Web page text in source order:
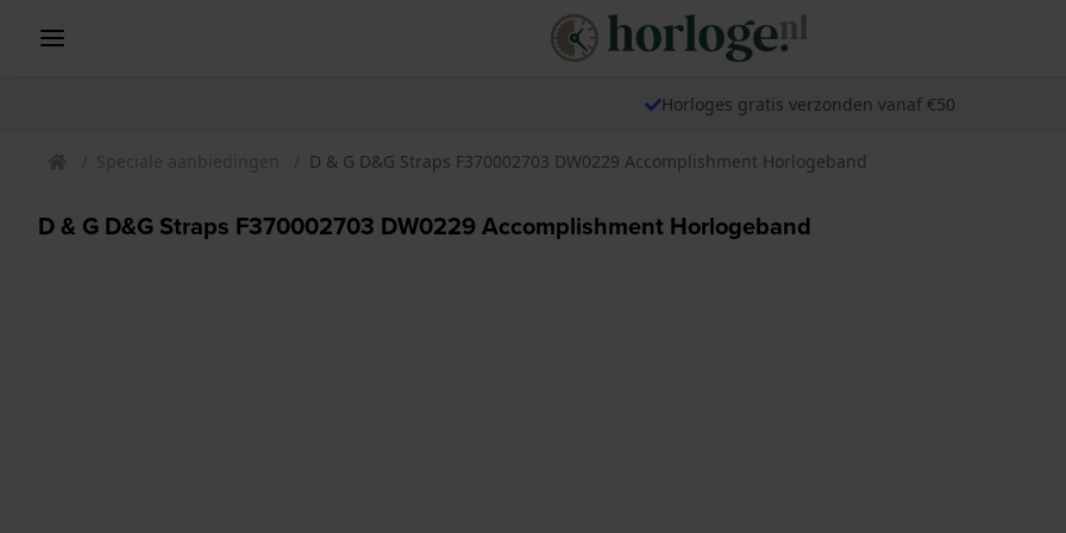
Horloges gratis verzonden vanaf €50
Speciale aanbiedingen D & G D&G Straps F370002703 DW0229 Accomplishment Horlogeband
D & G D&G Straps F370002703 DW0229 Accomplishment Horlogeband